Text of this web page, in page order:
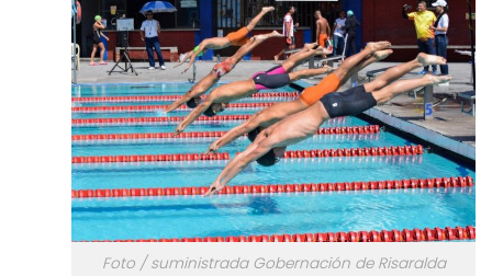
Foto / suministrada Gobernación de Risaralda